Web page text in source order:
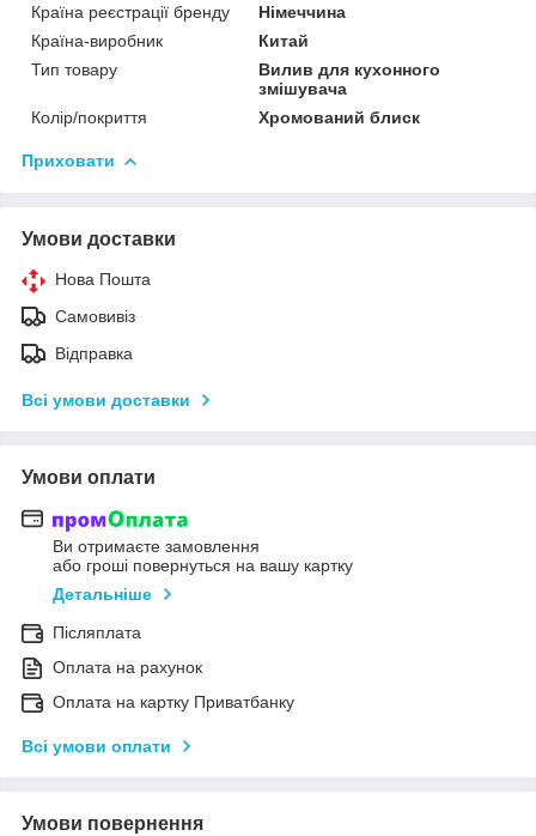
Країна реєстрації бренду
Німеччина
Країна-виробник
Китай
Тип товару
Вилив для кухонного
змішувача
Колір/покриття
Хромований блиск
Приховати
Умови доставки
Нова Пошта
Самовивіз
Відправка
Всі умови доставки
Умови оплати
Ви отримаєте замовлення
або гроші повернуться на вашу картку
Детальніше
Післяплата
Оплата на рахунок
Оплата на картку Приватбанку
Всі умови оплати
Умови повернення